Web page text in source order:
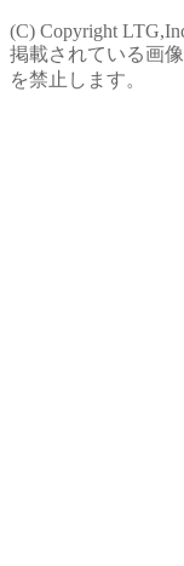
(C) Copyright
掲載されている画
を禁止します。